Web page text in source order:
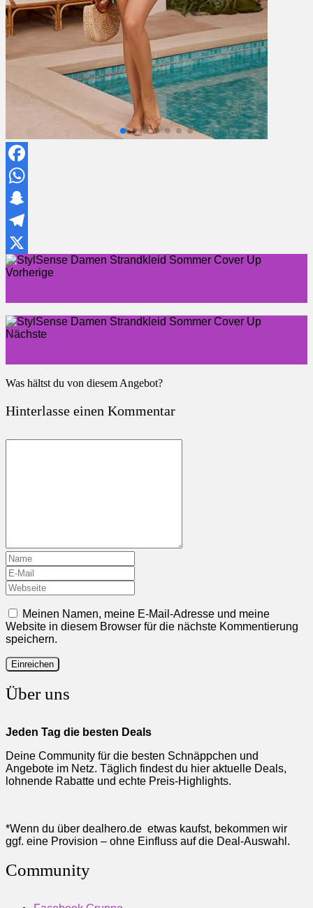
Facebook
WhatsApp
Snapchat
Telegram
X
Vorherige
Nächste
Was hältst du von diesem Angebot?
Hinterlasse einen Kommentar
Meinen Namen, meine E-Mail-Adresse und meine
Website in diesem Browser für die nächste Kommentierung
speichern.
Über uns
Jeden Tag die besten Deals
Deine Community für die besten Schnäppchen und
Angebote im Netz. Täglich findest du hier aktuelle Deals,
lohnende Rabatte und echte Preis-Highlights.
*Wenn du über dealhero.de etwas kaufst, bekommen wir
ggf. eine Provision – ohne Einfluss auf die Deal-Auswahl.
Community